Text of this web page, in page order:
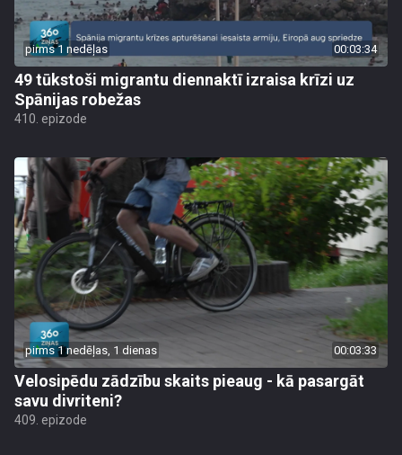
pirms 1 nedēļas 00:03:34
49 tūkstoši migrantu diennaktī izraisa krīzi uz
Spānijas robežas
410. epizode
pirms 1 nedēļas, 1 dienas 00:03:33
Velosipēdu zādzību skaits pieaug - kā pasargāt
savu divriteni?
409. epizode